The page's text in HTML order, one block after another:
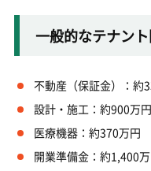
一般的なテナン
不動産（保証金）：約
設計・施工：約900万円
医療機器：約370万円
開業準備金：約1,400